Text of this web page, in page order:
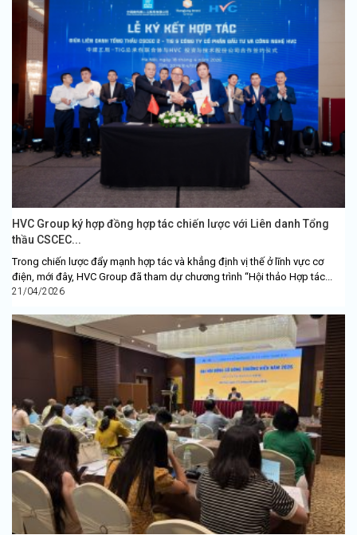
HVC Group ký hợp đồng hợp tác chiến lược với Liên danh Tổng
thầu CSCEC...
Trong chiến lược đẩy mạnh hợp tác và khẳng định vị thế ở lĩnh vực cơ
điện, mới đây, HVC Group đã tham dự chương trình “Hội thảo Hợp tác...
21/04/2026